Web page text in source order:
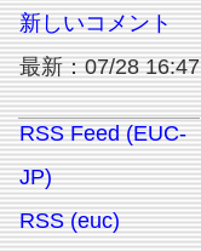
新しいコメント
最新：07/28 16:47
RSS Feed (EUC-
JP)
RSS (euc)